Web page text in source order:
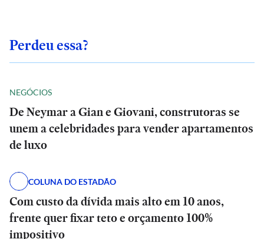
Perdeu essa?
NEGÓCIOS
De Neymar a Gian e Giovani, construtoras se
unem a celebridades para vender apartamentos
de luxo
COLUNA DO ESTADÃO
Com custo da dívida mais alto em 10 anos,
frente quer fixar teto e orçamento 100%
impositivo